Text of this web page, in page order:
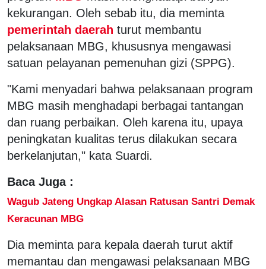
kekurangan. Oleh sebab itu, dia meminta
pemerintah daerah turut membantu
pelaksanaan MBG, khususnya mengawasi
satuan pelayanan pemenuhan gizi (SPPG).
"Kami menyadari bahwa pelaksanaan program
MBG masih menghadapi berbagai tantangan
dan ruang perbaikan. Oleh karena itu, upaya
peningkatan kualitas terus dilakukan secara
berkelanjutan," kata Suardi.
Baca Juga :
Wagub Jateng Ungkap Alasan Ratusan Santri Demak
Keracunan MBG
Dia meminta para kepala daerah turut aktif
memantau dan mengawasi pelaksanaan MBG